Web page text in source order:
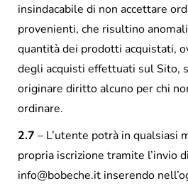
insindacabile di non accettare
provenienti, che risultino
quantità dei prodotti acquistati,
degli acquisti effettuati sul Sito,
originare diritto alcuno per chi
ordinare.
2.7 – L’utente potrà in qualsiasi
propria iscrizione tramite l’invio
info@bobeche.it inserendo